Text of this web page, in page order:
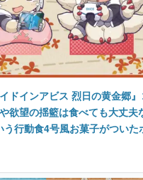
ドインアビス 烈日の黄金郷
欲望の揺籃は食べても大丈夫
う行動食4号風お菓子がつい